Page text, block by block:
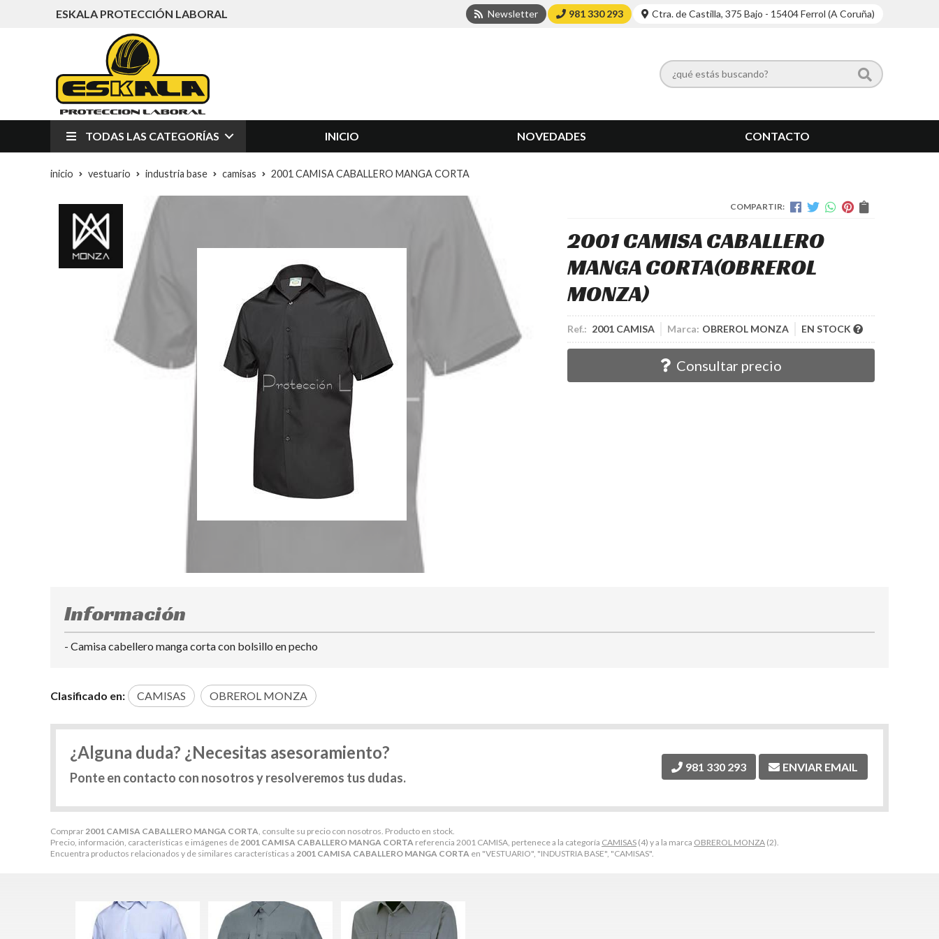
ESKALA PROTECCIÓN LABORAL Newsletter 981 330 293 Ctra. de Castilla, 375 Bajo - 15404 Ferrol (A Coruña)
TODAS LAS CATEGORÍAS INICIO NOVEDADES CONTACTO
inicio vestuario industria base camisas 2001 CAMISA CABALLERO MANGA CORTA
COMPARTIR:
2001 CAMISA CABALLERO
MANGA CORTA(OBREROL
MONZA)
Ref.: 2001 CAMISA Marca: OBREROL MONZA EN STOCK
Consultar precio
Comprar2001 CAMISA CABALLERO MANGA CORTA, consulte su precio con nosotros. Producto en stock.
Precio, información, características e imágenes de2001 CAMISA CABALLERO MANGA CORTA referencia 2001 CAMISA, pertenece a la categoría CAMISAS (4) y a la marca OBREROL MONZA (2).
Encuentra productos relacionados y de similares características a 2001 CAMISA CABALLERO MANGA CORTA en "VESTUARIO", "INDUSTRIA BASE", "CAMISAS".
Información
- Camisa cabellero manga corta con bolsillo en pecho
Clasificado en: CAMISAS OBREROL MONZA
¿Alguna duda? ¿Necesitas asesoramiento?
Ponte en contacto con nosotros y resolveremos tus dudas.
981 330 293 ENVIAR EMAIL